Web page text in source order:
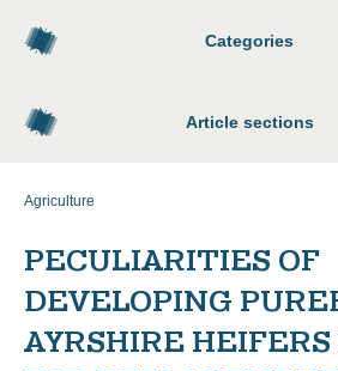
Categories
Article sections
Agriculture
PECULIARITIES OF
DEVELOPING
AYRSHIRE